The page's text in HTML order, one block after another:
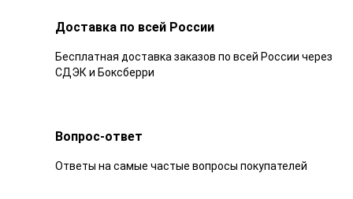
Доставка по всей России
Бесплатная доставка заказов по всей России через
СДЭК и Боксберри
Вопрос-ответ
Ответы на самые частые вопросы покупателей